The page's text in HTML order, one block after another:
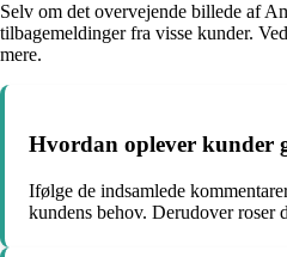
Selv om det overvejende billede af
tilbagemeldinger fra visse kunder.
mere.
Hvordan oplever kunder
Ifølge de indsamlede
kundens behov. Derudover